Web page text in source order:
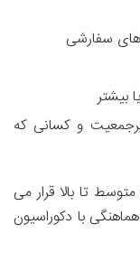
سفارشی
و کسانی که
تا بالا قرار می
با دکوراسیون